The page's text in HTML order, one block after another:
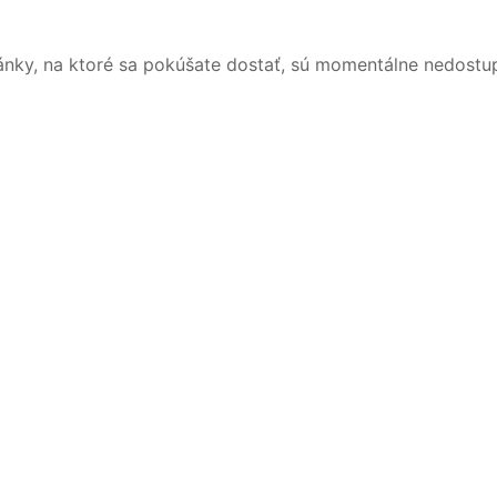
na ktoré sa pokúšate dostať, sú momentálne